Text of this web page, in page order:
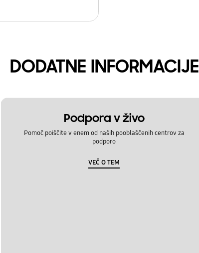
DODATNE INFORMACIJE
Podpora v živo
Pomoč poiščite v enem od naših pooblaščenih centrov za
podporo
VEČ O TEM